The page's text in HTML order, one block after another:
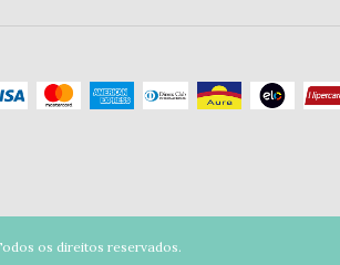
os direitos reservados.